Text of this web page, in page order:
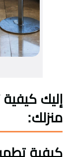
إليك
منزلك:
كيفية